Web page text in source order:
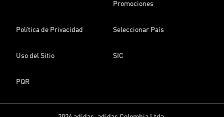
Promociones
Política de Privacidad Seleccionar País
Uso del Sitio SIC
PQR